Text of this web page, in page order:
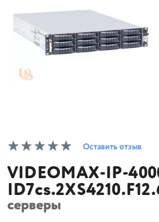
Оставить отзыв
VIDEOMAX-IP-
серверы